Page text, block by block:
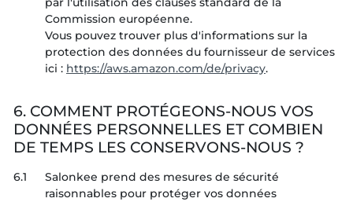
Commission européenne.
Vous pouvez trouver plus d'informations sur la
protection des données du fournisseur de services
ici : https://aws.amazon.com/de/privacy.
6. COMMENT PROTÉGEONS-NOUS VOS
DONNÉES PERSONNELLES ET COMBIEN
DE TEMPS LES CONSERVONS-NOUS ?
6.1
Salonkee prend des mesures de sécurité
raisonnables pour protéger vos données